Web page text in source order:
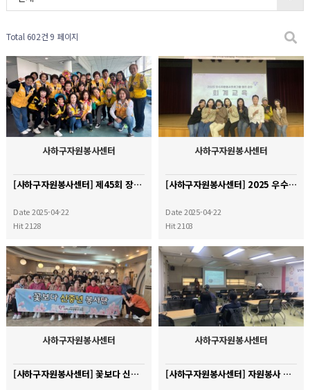
Total 602건 9 페이지
사하구자원봉사센터
[사하구자원봉사센터] 제45회 장애인의 날 행사 지원
Date 2025-04-22
Hit 2128
사하구자원봉사센터
[사하구자원봉사센터] 2025 우수자원봉사캠프 프로그램 회계교육
Date 2025-04-22
Hit 2103
사하구자원봉사센터
[사하구자원봉사센터] 꽃보다 신중년 활동
사하구자원봉사센터
[사하구자원봉사센터] 자원봉사 기초소양교육